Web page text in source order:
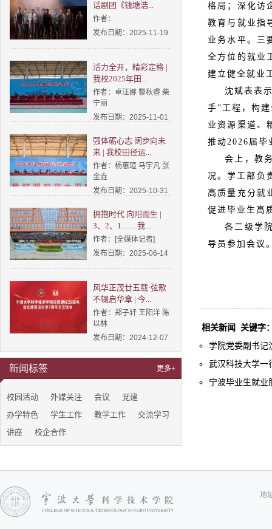
话剧团《钱塘浩...
作者：
发布日期：2025-11-19
活力全开，精彩定格 |
我校2025年田...
作者：卓汪娜 黎秋睿 柴
宁丽
发布日期：2025-11-01
强体砺心志 阔步向未
来 | 我校田径运...
作者：杨蕙瑄 马宇凡 张
金垚
发布日期：2025-10-31
拥抱时代 向阳而生 |
3、2、1……我...
作者：[全媒体记者]
发布日期：2025-06-14
风华正茂廿五载·弦歌
不辍启华章 | 今...
作者：郑子轩 王阳洋 陈
以林
发布日期：2024-12-07
新闻标签 更多+
校园活动 外媒关注 会议
党建
办学特色
学生工作 教学工作
交流学习
讲座
校企合作
格局；深化访
教育与就业指
业务水平。三
全方位的就业
建立健全就业
沈斌表表
手”工程，构
业资源渠道、
推动2026届毕
会上，教
况。学工部负
高质量充分就
促进毕业生高
各二级学
导员参加会议
相关新闻
关键字
学院党委副书记
武汉科技大学一
宁波毕业生就业
地